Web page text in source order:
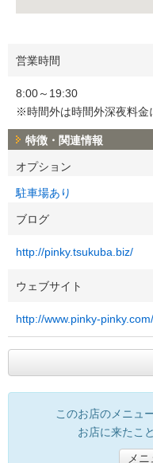
営業時間
8:00～19:30
※時間外は時間外深夜料金
特徴・関連情報
オプション
駐車場あり
ブログ
http://pinky.tsukuba.biz/
ウェブサイト
http://www.pinky-
このお店のメニュ
お店に来たこ
メニ